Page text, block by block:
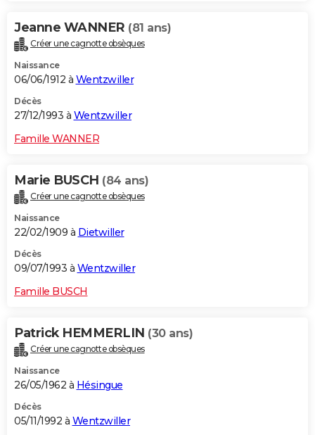
Jeanne WANNER (81 ans)
Créer une cagnotte obsèques
Naissance
06/06/1912 à Wentzwiller
Décès
27/12/1993 à Wentzwiller
Famille WANNER
Marie BUSCH (84 ans)
Créer une cagnotte obsèques
Naissance
22/02/1909 à Dietwiller
Décès
09/07/1993 à Wentzwiller
Famille BUSCH
Patrick HEMMERLIN (30 ans)
Créer une cagnotte obsèques
Naissance
26/05/1962 à Hésingue
Décès
05/11/1992 à Wentzwiller